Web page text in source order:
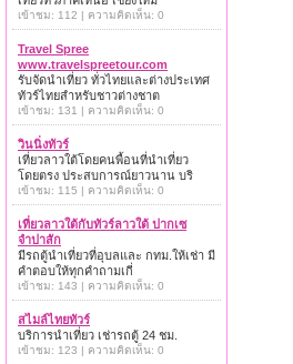
เข้าชม: 112 | ความคิดเห็น: 0
Travel Spree
www.travelspreetour.com
รับจัดนำเที่ยว ทั่วไทยและต่างประเทศ
ทัวร์ไทยสำหรับชาวต่างชาต
เข้าชม: 131 | ความคิดเห็น: 0
วินนิ่งทัวร์
เที่ยวลาวใต้โดยคนพื้อนที่นำเที่ยว
โดยตรง ประสบการณ์ยาวนาน บริ
เข้าชม: 115 | ความคิดเห็น: 0
เที่ยวลาวใต้กับทัวร์ลาวใต้ ปากเซ
จำปาสัก
มีรถตู้นำเที่ยวที่อุบลและ กทม.ให้เช่า มี
คำตอบให้ทุกคำถามเกี่
เข้าชม: 143 | ความคิดเห็น: 0
สไมล์ไทยทัวร์
บริการนำเที่ยว เช่ารถตู้ 24 ชม.
เข้าชม: 123 | ความคิดเห็น: 0